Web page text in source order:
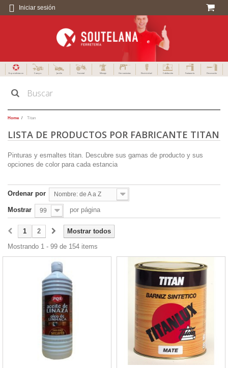
Iniciar sesión
Especialistas en Campo Jardín Forestal Menaje Herramientas Electricidad Calefacción Fontanería Decoración
Home Titan
LISTA DE PRODUCTOS POR FABRICANTE TITAN
Pinturas y esmaltes titan. Descubre sus gamas de producto y sus
opciones de color para cada estancia
Ordenar por Nombre: de A a Z
Mostrar 99 por página
Mostrar todos
1
2
Mostrando 1 - 99 de 154 items